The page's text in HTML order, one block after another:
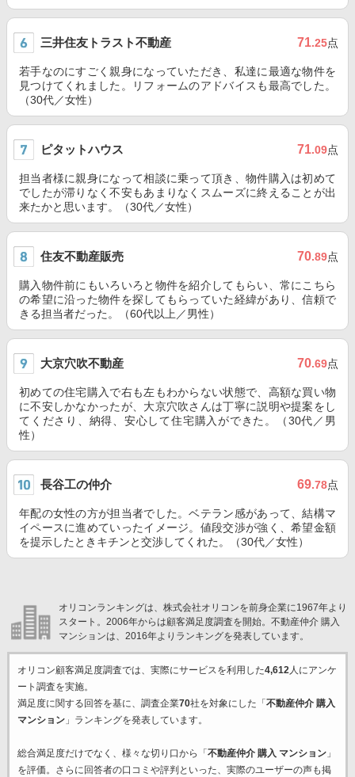
三井住友トラスト不動産 71.25点
若手なのにすごく親身になっていただき、私達に最適な物件を
見つけてくれました。リフォームのアドバイスも最高でした。
（30代／女性）
ピタットハウス 71.09点
担当者様に親身になって相談に乗って頂き、物件購入は初めて
でしたが滞りなく不安もあまりなくスムーズに終えることが出
来たかと思います。（30代／女性）
住友不動産販売 70.89点
購入物件前にもいろいろと物件を紹介してもらい、常にこちら
の希望に沿った物件を探してもらっていた経緯があり、信頼で
きる担当者だった。（60代以上／男性）
大京穴吹不動産 70.69点
初めての住宅購入で右も左もわからない状態で、高額な買い物
に不安しかなかったが、大京穴吹さんは丁寧に説明や提案をし
てくださり、納得、安心して住宅購入ができた。（30代／男
性）
長谷工の仲介 69.78点
年配の女性の方が担当者でした。ベテラン感があって、結構マ
イペースに進めていったイメージ。値段交渉が強く、希望金額
を提示したときキチンと交渉してくれた。（30代／女性）
オリコンランキングは、株式会社オリコンを前身企業に1967年より
スタート。2006年からは顧客満足度調査を開始。不動産仲介 購入
マンションは、2016年よりランキングを発表しています。
オリコン顧客満足度調査では、実際にサービスを利用した4,612人にアンケ
ート調査を実施。
満足度に関する回答を基に、調査企業70社を対象にした「 不動産仲介 購入
マンション」ランキングを発表しています。
総合満足度だけでなく、様々な切り口から「 不動産仲介 購入 マンション」
を評価。さらに回答者の口コミや評判といった、実際のユーザーの声も掲